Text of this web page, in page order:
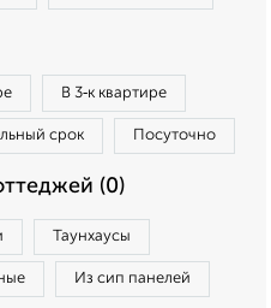
В 3‑к квартире
срок Посуточно
(0)
Таунхаусы
Из сип панелей